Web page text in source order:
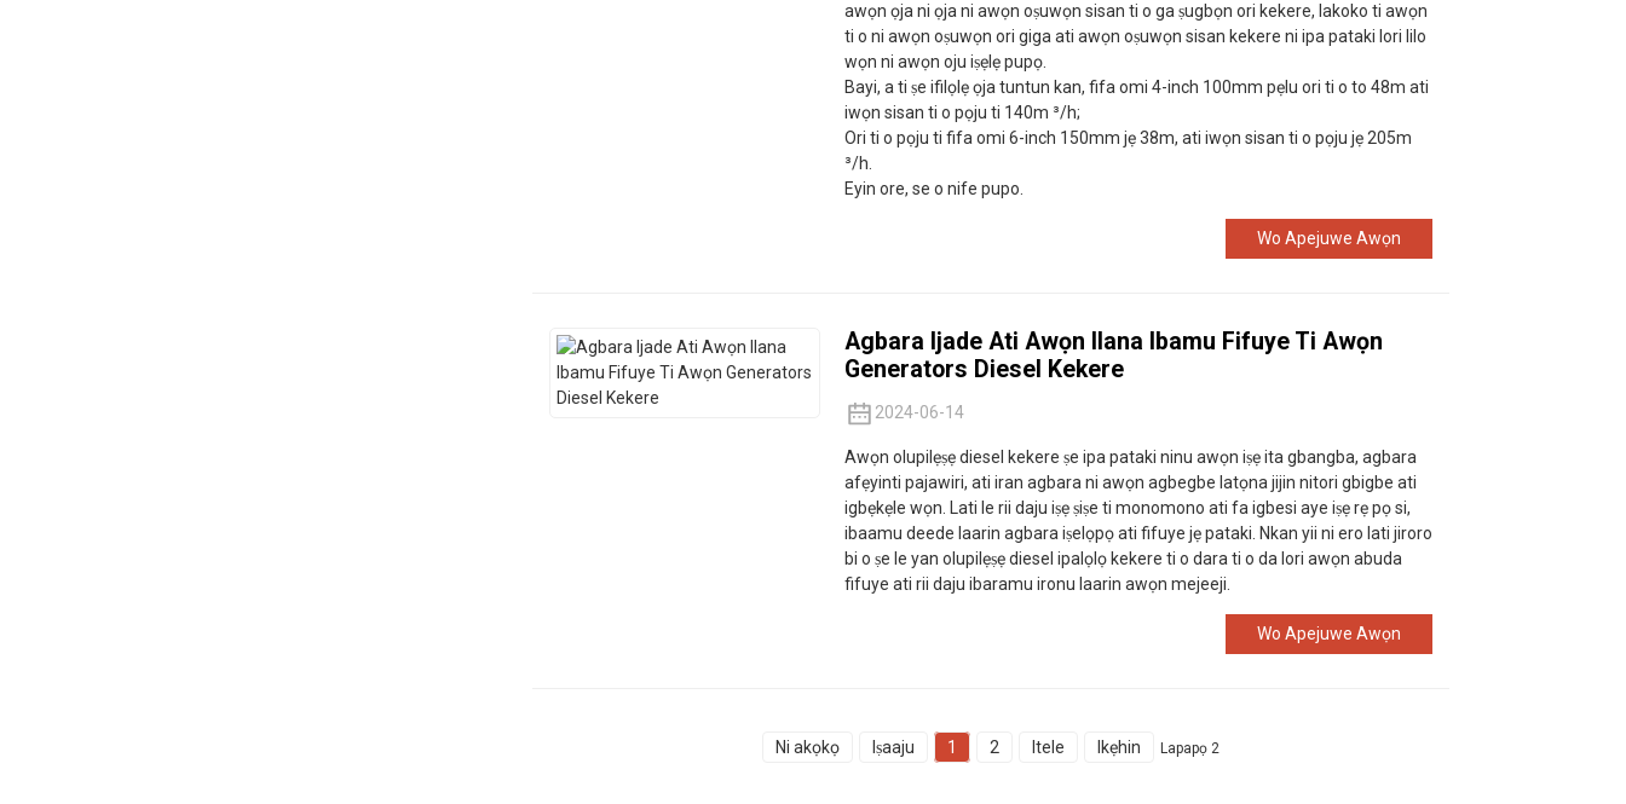
awọn ọja ni ọja ni awọn oṣuwọn sisan ti o ga ṣugbọn ori kekere, lakoko ti awọn
ti o ni awọn oṣuwọn ori giga ati awọn oṣuwọn sisan kekere ni ipa pataki lori lilo
wọn ni awọn oju iṣẹlẹ pupọ.
Bayi, a ti ṣe ifilọlẹ ọja tuntun kan, fifa omi 4-inch 100mm pẹlu ori ti o to 48m ati
iwọn sisan ti o pọju ti 140m ³/h;
Ori ti o pọju ti fifa omi 6-inch 150mm jẹ 38m, ati iwọn sisan ti o pọju jẹ 205m
³/h.
Eyin ore, se o nife pupo.
Wo Apejuwe Awọn
Agbara Ijade Ati Awọn Ilana Ibamu Fifuye Ti Awọn
Generators Diesel Kekere
2024-06-14
Awọn olupilẹṣẹ diesel kekere ṣe ipa pataki ninu awọn iṣẹ ita gbangba, agbara
afẹyinti pajawiri, ati iran agbara ni awọn agbegbe latọna jijin nitori gbigbe ati
igbẹkẹle wọn. Lati le rii daju iṣẹ ṣiṣe ti monomono ati fa igbesi aye iṣẹ rẹ pọ si,
ibaamu deede laarin agbara iṣelọpọ ati fifuye jẹ pataki. Nkan yii ni ero lati jiroro
bi o ṣe le yan olupilẹṣẹ diesel ipalọlọ kekere ti o dara ti o da lori awọn abuda
fifuye ati rii daju ibaramu ironu laarin awọn mejeeji.
Wo Apejuwe Awọn
Ni akọkọ Iṣaaju 1 2 Itele Ikẹhin Lapapọ 2